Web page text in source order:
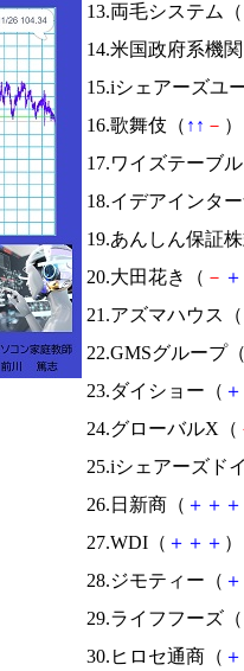
13.両毛システム（
14.米国政府系機
15.iシェアーズユ
16.歌舞伎（ ↑ ↑ －
17.ワイズテーブ
18.イデアインタ
19.あんしん保証
20.大田花き（ － ＋
21.アズマハウス（
22.GMSグループ
23.ダイショー（ ＋
24.グローバルX（
25.iシェアーズド
26.日新商（ ＋ ＋ ＋
27.WDI（ ＋ ＋ ＋
28.ジモティー（ ＋
29.ライフフーズ（
30.ヒロセ通商（ ＋